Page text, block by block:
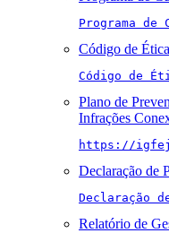
Programa de
Código de
Código de
Plano de
Infrações
https://
Declaração de
Declaração
Relatório de